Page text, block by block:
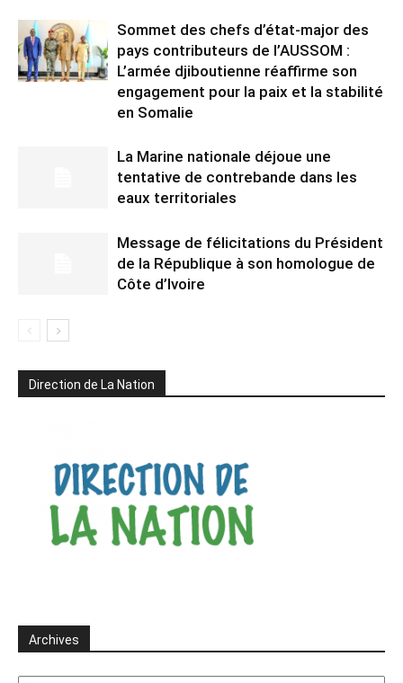
Sommet des chefs d’état-major des
pays contributeurs de l’AUSSOM :
L’armée djiboutienne réaffirme son
engagement pour la paix et la stabilité
en Somalie
La Marine nationale déjoue une
tentative de contrebande dans les
eaux territoriales
Message de félicitations du Président
de la République à son homologue de
Côte d’Ivoire
Direction de La Nation
Archives
Archives